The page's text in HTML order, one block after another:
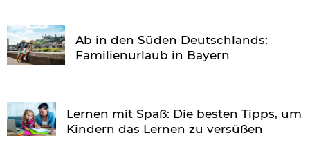
Ab in den Süden Deutschlands:
Familienurlaub in Bayern
Lernen mit Spaß: Die besten Tipps, um
Kindern das Lernen zu versüßen